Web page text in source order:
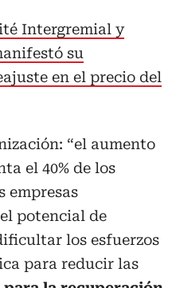
Intergremial y
su
en el precio del
“el aumento
el 40% de los
empresas
potencial de
los esfuerzos
para reducir las